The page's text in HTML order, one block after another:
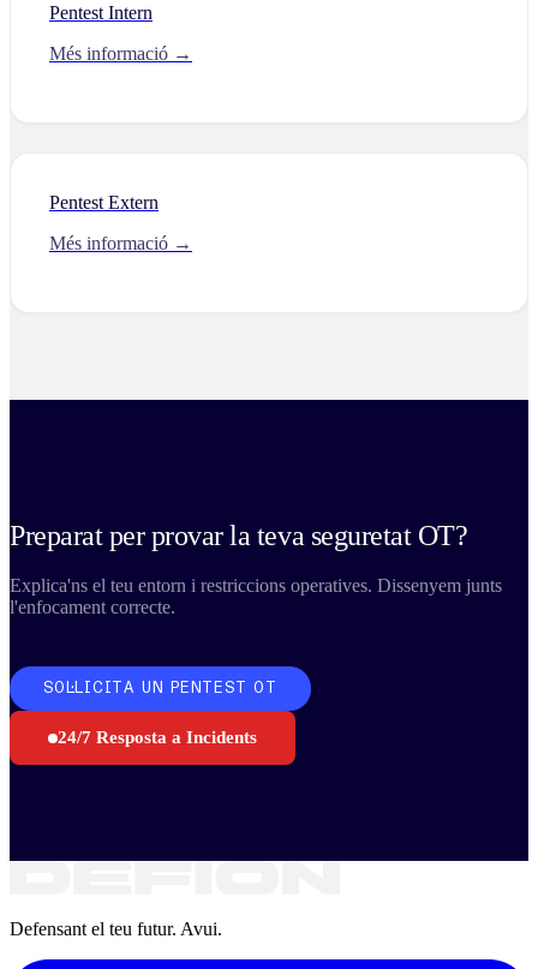
Pentest Intern
Més informació →
Pentest Extern
Més informació →
Preparat per provar la teva seguretat OT?
Explica'ns el teu entorn i restriccions operatives. Dissenyem junts
l'enfocament correcte.
SOL·LICITA UN PENTEST OT
24/7 Resposta a Incidents
Defensant el teu futur. Avui.